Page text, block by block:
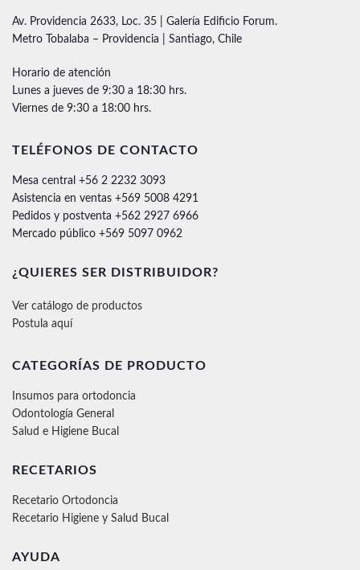
Av. Providencia 2633, Loc. 35 | Galería Edificio Forum.
Metro Tobalaba – Providencia | Santiago, Chile
Horario de atención
Lunes a jueves de 9:30 a 18:30 hrs.
Viernes de 9:30 a 18:00 hrs.
TELÉFONOS DE CONTACTO
Mesa central +56 2 2232 3093
Asistencia en ventas +569 5008 4291
Pedidos y postventa +562 2927 6966
Mercado público +569 5097 0962
¿QUIERES SER DISTRIBUIDOR?
Ver catálogo de productos
Postula aquí
CATEGORÍAS DE PRODUCTO
Insumos para ortodoncia
Odontología General
Salud e Higiene Bucal
RECETARIOS
Recetario Ortodoncia
Recetario Higiene y Salud Bucal
AYUDA